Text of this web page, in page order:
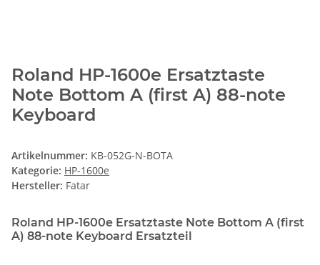
Roland HP-1600e Ersatztaste
Note Bottom A (first A) 88-note
Keyboard
Artikelnummer: KB-052G-N-BOTA
Kategorie: HP-1600e
Hersteller: Fatar
Roland HP-1600e Ersatztaste Note Bottom A (first
A) 88-note Keyboard Ersatzteil